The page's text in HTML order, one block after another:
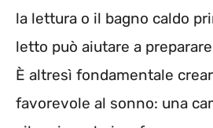
la lettura o il bagno caldo
letto può aiutare a
È altresì fondamentale
favorevole al sonno: una